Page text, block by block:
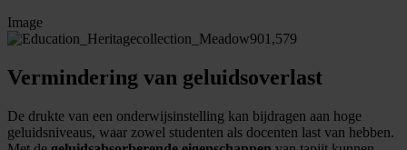
Image
Vermindering van geluidsoverlast
De drukte van een onderwijsinstelling kan bijdragen aan hoge
geluidsniveaus, waar zowel studenten als docenten last van hebben.